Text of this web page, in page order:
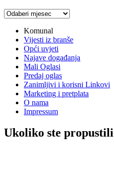
Arhiva
Komunal
Vijesti iz branše
Opći uvjeti
Najave događanja
Mali Oglasi
Predaj oglas
Zanimljivi i korisni Linkovi
Marketing i pretplata
O nama
Impressum
Ukoliko ste propustili